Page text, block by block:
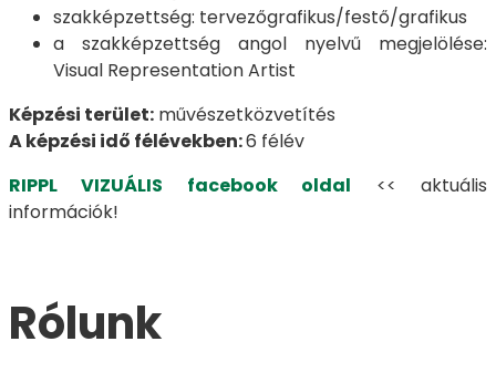
szakképzettség: tervezőgrafikus/festő/grafikus
a szakképzettség angol nyelvű megjelölése:
Visual Representation Artist
Képzési terület: művészetközvetítés
A képzési idő félévekben:6 félév
RIPPL VIZUÁLIS facebook oldal << aktuális
információk!
Rólunk